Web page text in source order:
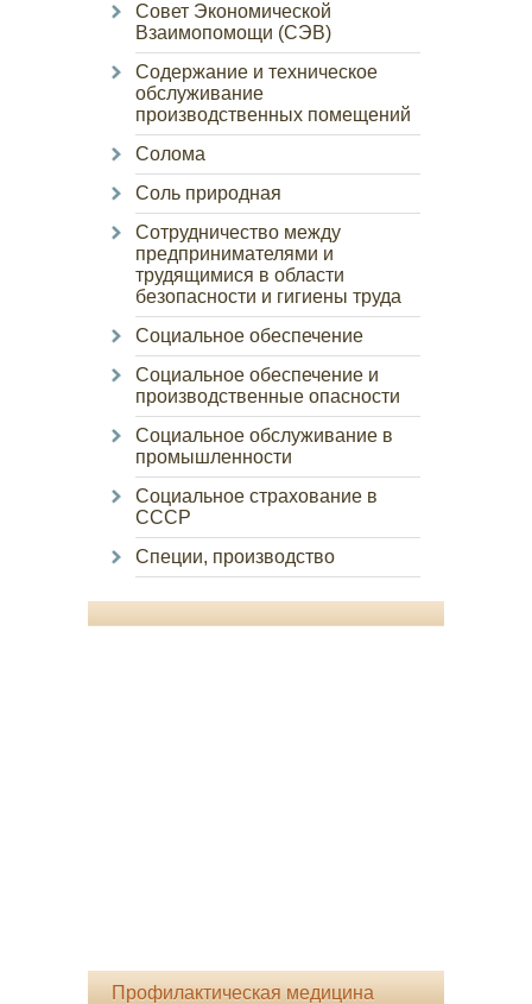
Совет Экономической
Взаимопомощи (СЭВ)
Содержание и техническое
обслуживание
производственных помещений
Солома
Соль природная
Сотрудничество между
предпринимателями и
трудящимися в области
безопасности и гигиены труда
Социальное обеспечение
Социальное обеспечение и
производственные опасности
Социальное обслуживание в
промышленности
Социальное страхование в
СССР
Специи, производство
Профилактическая медицина